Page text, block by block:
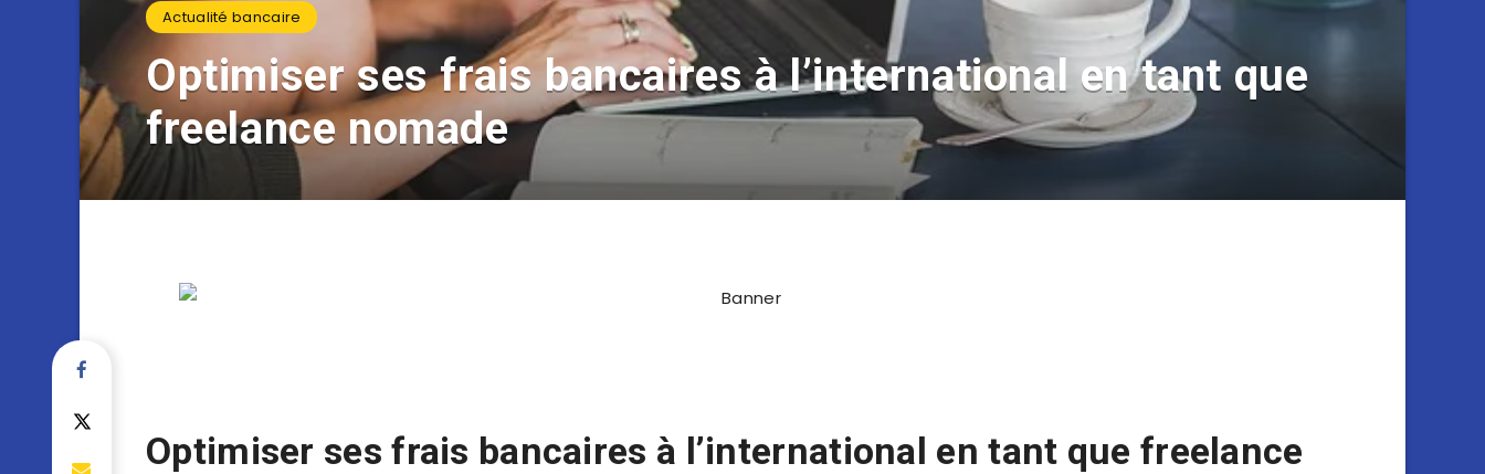
Actualité bancaire
Optimiser ses frais bancaires à l’international en tant que
freelance nomade
Optimiser ses frais bancaires à l’international en tant que freelance